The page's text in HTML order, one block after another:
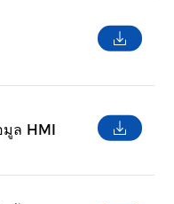
ล HMI